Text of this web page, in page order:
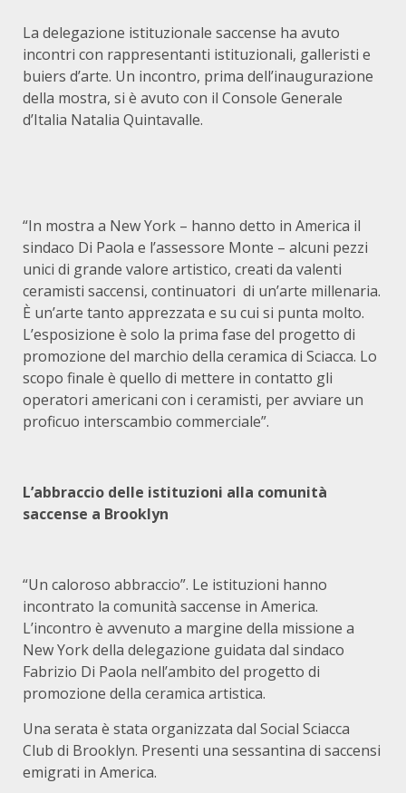
La delegazione istituzionale saccense ha avuto
incontri con rappresentanti istituzionali, galleristi e
buiers d’arte. Un incontro, prima dell’inaugurazione
della mostra, si è avuto con il Console Generale
d’Italia Natalia Quintavalle.
“In mostra a New York – hanno detto in America il
sindaco Di Paola e l’assessore Monte – alcuni pezzi
unici di grande valore artistico, creati da valenti
ceramisti saccensi, continuatori di un’arte millenaria.
È un’arte tanto apprezzata e su cui si punta molto.
L’esposizione è solo la prima fase del progetto di
promozione del marchio della ceramica di Sciacca. Lo
scopo finale è quello di mettere in contatto gli
operatori americani con i ceramisti, per avviare un
proficuo interscambio commerciale”.
L’abbraccio delle istituzioni alla comunità
saccense a Brooklyn
“Un caloroso abbraccio”. Le istituzioni hanno
incontrato la comunità saccense in America.
L’incontro è avvenuto a margine della missione a
New York della delegazione guidata dal sindaco
Fabrizio Di Paola nell’ambito del progetto di
promozione della ceramica artistica.
Una serata è stata organizzata dal Social Sciacca
Club di Brooklyn. Presenti una sessantina di saccensi
emigrati in America.